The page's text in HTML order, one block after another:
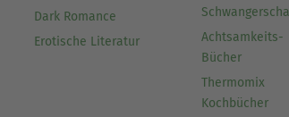
Dark Romance
Erotische Literatur
Achtsamkeits-
Bücher
Thermomix
Kochbücher